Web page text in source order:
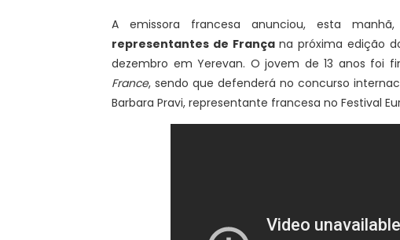
A emissora francesa anunciou, esta
representantes de Françana próxima edição
dezembro em Yerevan. O jovem de 13 anos foi
France, sendo que defenderá no concurso
Barbara Pravi, representante francesa no Festival